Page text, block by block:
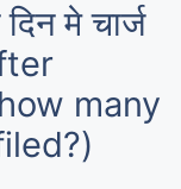
मे चार्ज
many